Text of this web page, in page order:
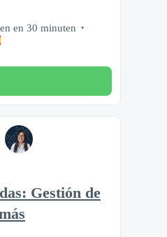
en 30 minuten
Gestión de